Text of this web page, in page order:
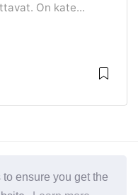
ensure you get the
On kate...